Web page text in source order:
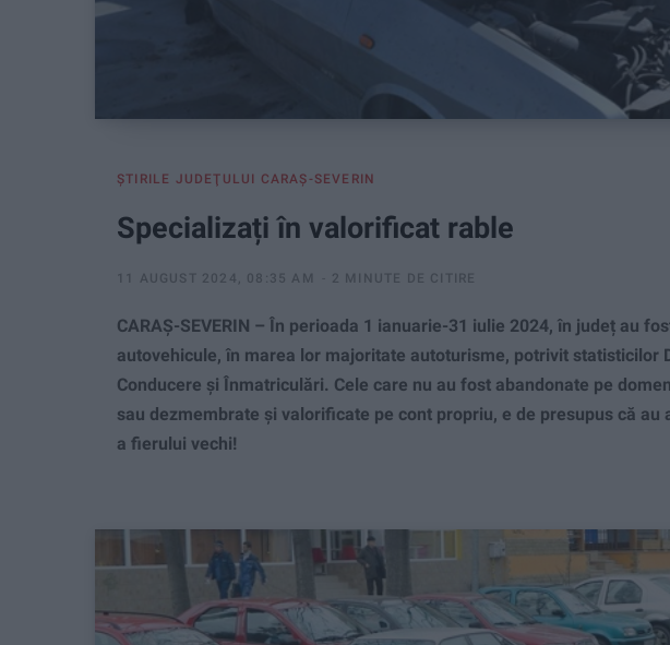
ŞTIRILE JUDEŢULUI CARAŞ-SEVERIN
Specializați în valorificat rable
11 AUGUST 2024, 08:35 AM 2 MINUTE DE CITIRE
CARAȘ-SEVERIN – În perioada 1 ianuarie-31 iulie 2024, în județ au
autovehicule, în marea lor majoritate autoturisme, potrivit statisticilor
Conducere și Înmatriculări. Cele care nu au fost abandonate pe
sau dezmembrate și valorificate pe cont propriu, e de presupus că au
a fierului vechi!